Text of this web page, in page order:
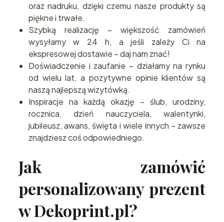
oraz nadruku, dzięki czemu nasze produkty są
piękne i trwałe.
Szybką realizację – większość zamówień
wysyłamy w 24 h, a jeśli zależy Ci na
ekspresowej dostawie – daj nam znać!
Doświadczenie i zaufanie – działamy na rynku
od wielu lat, a pozytywne opinie klientów są
naszą najlepszą wizytówką.
Inspiracje na każdą okazję – ślub, urodziny,
rocznica, dzień nauczyciela, walentynki,
jubileusz, awans, święta i wiele innych – zawsze
znajdziesz coś odpowiedniego.
Jak zamówić
personalizowany prezent
w Dekoprint.pl?